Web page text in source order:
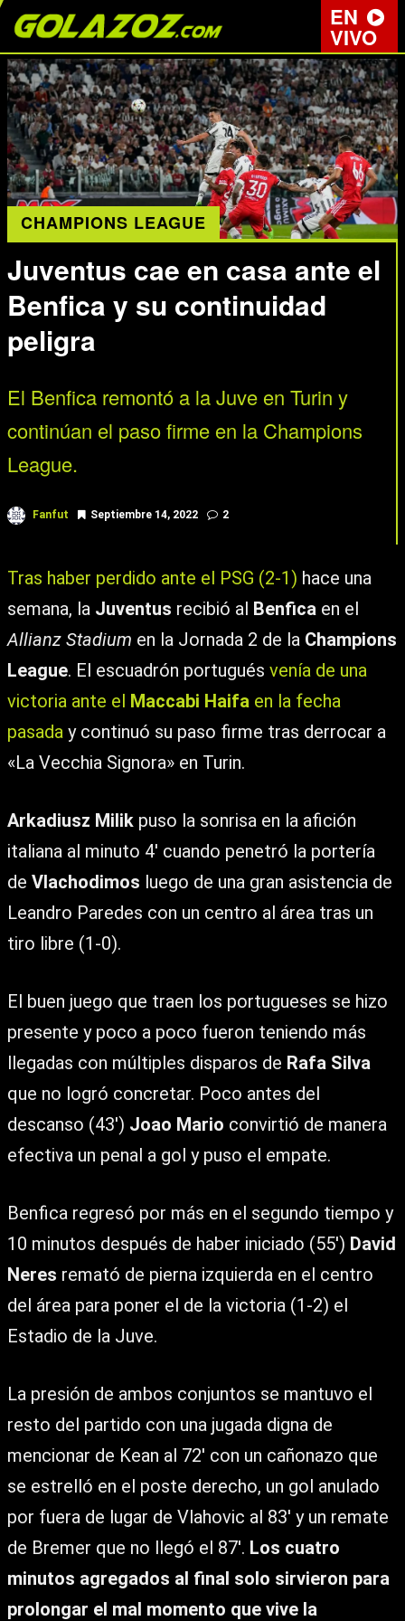
EN
VIVO
CHAMPIONS LEAGUE
Juventus cae en casa ante el
Benfica y su continuidad
peligra
El Benfica remontó a la Juve en Turin y
continúan el paso firme en la Champions
League.
Fanfut Septiembre 14, 2022 2
Tras haber perdido ante el PSG (2-1) hace una
semana, la Juventus recibió al Benfica en el
Allianz Stadium en la Jornada 2 de la Champions
League. El escuadrón portugués venía de una
victoria ante el Maccabi Haifa en la fecha
pasada y continuó su paso firme tras derrocar a
«La Vecchia Signora» en Turin.
Arkadiusz Milik puso la sonrisa en la afición
italiana al minuto 4′ cuando penetró la portería
de Vlachodimos luego de una gran asistencia de
Leandro Paredes con un centro al área tras un
tiro libre (1-0).
El buen juego que traen los portugueses se hizo
presente y poco a poco fueron teniendo más
llegadas con múltiples disparos de Rafa Silva
que no logró concretar. Poco antes del
descanso (43′) Joao Mario convirtió de manera
efectiva un penal a gol y puso el empate.
Benfica regresó por más en el segundo tiempo y
10 minutos después de haber iniciado (55′) David
Neres remató de pierna izquierda en el centro
del área para poner el de la victoria (1-2) el
Estadio de la Juve.
La presión de ambos conjuntos se mantuvo el
resto del partido con una jugada digna de
mencionar de Kean al 72′ con un cañonazo que
se estrelló en el poste derecho, un gol anulado
por fuera de lugar de Vlahovic al 83′ y un remate
de Bremer que no llegó el 87′. Los cuatro
minutos agregados al final solo sirvieron para
prolongar el mal momento que vive la